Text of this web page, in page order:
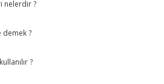
nelerdir ?
demek ?
?